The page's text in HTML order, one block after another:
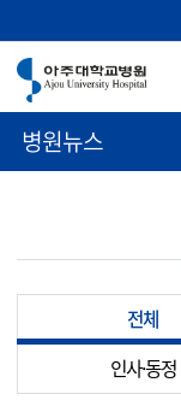
병원뉴스
전체
인사·동정